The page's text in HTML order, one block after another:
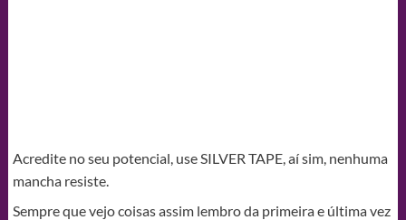
Acredite no seu potencial, use SILVER TAPE, aí sim, nenhuma
mancha resiste.
Sempre que vejo coisas assim lembro da primeira e última vez